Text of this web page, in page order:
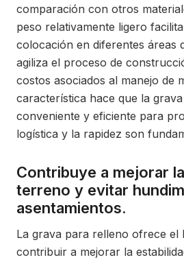
comparación con otros
peso relativamente ligero
colocación en diferentes áreas
agiliza el proceso de
costos asociados al manejo de
característica hace que la
conveniente y eficiente para
logística y la rapidez son
Contribuye a mejorar
terreno y evitar
asentamientos.
La grava para relleno ofrece el
contribuir a mejorar la